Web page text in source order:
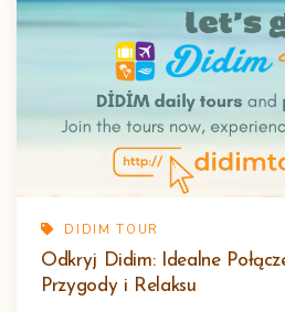
DIDIM TOUR
Odkryj Didim: Idealne
Przygody i Relaksu